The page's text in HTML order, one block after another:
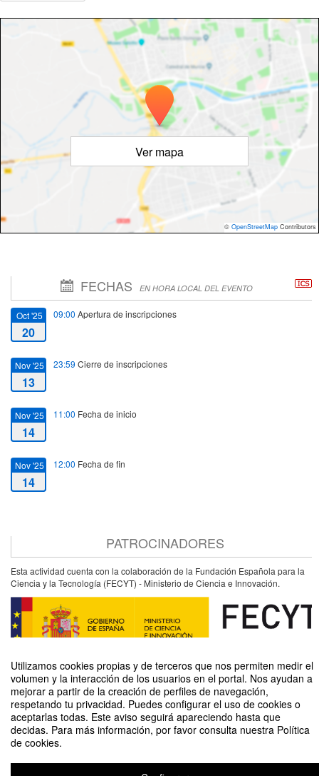
Utilizamos cookies propias y de terceros que nos permiten medir el
volumen y la interacción de los usuarios en el portal. Nos ayudan a
mejorar a partir de la creación de perfiles de navegación,
respetando tu privacidad. Puedes configurar el uso de cookies o
aceptarlas todas. Este aviso seguirá apareciendo hasta que
decidas. Para más información, por favor consulta nuestra Política
de cookies.
Ver mapa
© OpenStreetMap Contributors
FECHAS EN HORA LOCAL DEL EVENTO
Oct '25
20
09:00 Apertura de inscripciones
Nov '25
13
23:59 Cierre de inscripciones
Nov '25
14
11:00 Fecha de inicio
Nov '25
14
12:00 Fecha de fin
PATROCINADORES
Esta actividad cuenta con la colaboración de la Fundación Española para la
Ciencia y la Tecnología (FECYT) - Ministerio de Ciencia e Innovación.
Vamos a cuidar el planeta con energía divertida
Organizado por Unidad de Cultura Científica y de la Innovación (UCC+I)